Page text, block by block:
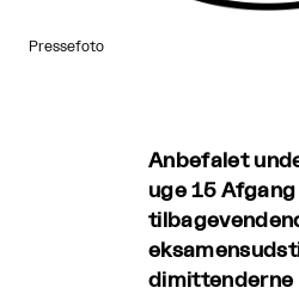
Pressefoto
Anbefalet
uge 15
dimittenderne